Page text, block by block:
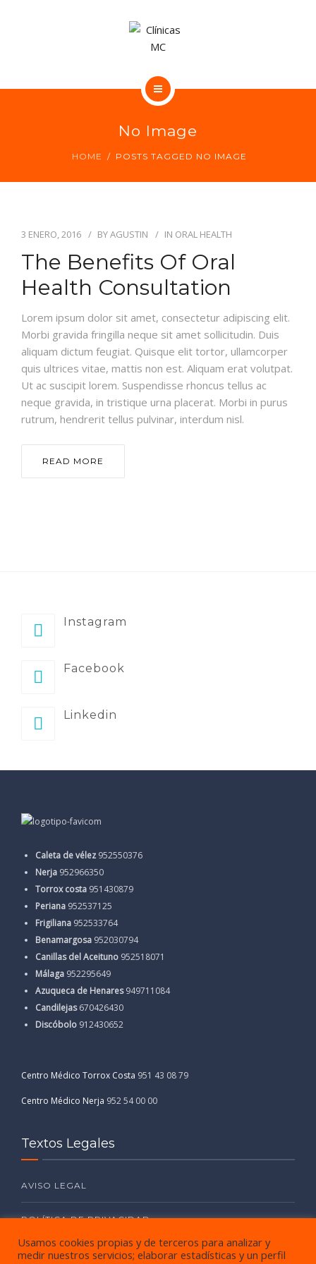
NUESTRAS CLÍNICAS DENTALES
No Image
HOME POSTS TAGGED NO IMAGE
3 ENERO, 2016 BYAGUSTIN IN ORAL HEALTH
The Benefits Of Oral
Health Consultation
Lorem ipsum dolor sit amet, consectetur adipiscing elit.
Morbi gravida fringilla neque sit amet sollicitudin. Duis
aliquam dictum feugiat. Quisque elit tortor, ullamcorper
quis ultrices vitae, mattis non est. Aliquam erat volutpat.
Ut ac suscipit lorem. Suspendisse rhoncus tellus ac
neque gravida, in tristique urna placerat. Morbi in purus
rutrum, hendrerit tellus pulvinar, interdum nisl.
READ MORE
Instagram
Facebook
Linkedin
Caleta de vélez 952550376
Nerja 952966350
Torrox costa 951430879
Periana 952537125
Frigiliana 952533764
Benamargosa 952030794
Canillas del Aceituno 952518071
Málaga 952295649
Azuqueca de Henares 949711084
Candilejas 670426430
Discóbolo 912430652
Centro Médico Torrox Costa 951 43 08 79
Centro Médico Nerja 952 54 00 00
Textos Legales
AVISO LEGAL
POLÍTICA DE PRIVACIDAD
POLÍTICA DE COOKIES
Usamos cookies propias y de terceros para analizar y
medir nuestros servicios; elaborar estadísticas y un perfil